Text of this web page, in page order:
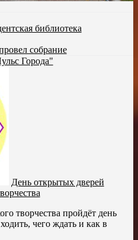
библиотека
собрание
Города"
День открытых дверей
творчества пройдёт день
чего ждать и как в